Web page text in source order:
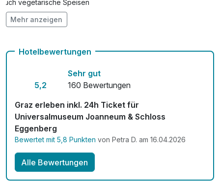
Weißwein- Verkostung pro Person
pro Person
Auch vegetarische Speisen
Kostenloses W-LAN
Mehr anzeigen
Hotelbewertungen
5,2
Sehr gut
160 Bewertungen
Graz erleben inkl. 24h Ticket für
Universalmuseum Joanneum & Schloss
Eggenberg
Bewertet mit 5,8 Punkten von Petra D. am 16.04.2026
Alle Bewertungen